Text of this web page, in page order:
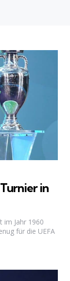
in
im Jahr 1960
für die UEFA